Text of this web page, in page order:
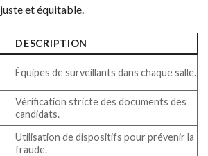
juste et équitable.
DESCRIPTION
Équipes de surveillants dans chaque salle.
Vérification stricte des documents des
candidats.
Utilisation de dispositifs pour prévenir la
fraude.